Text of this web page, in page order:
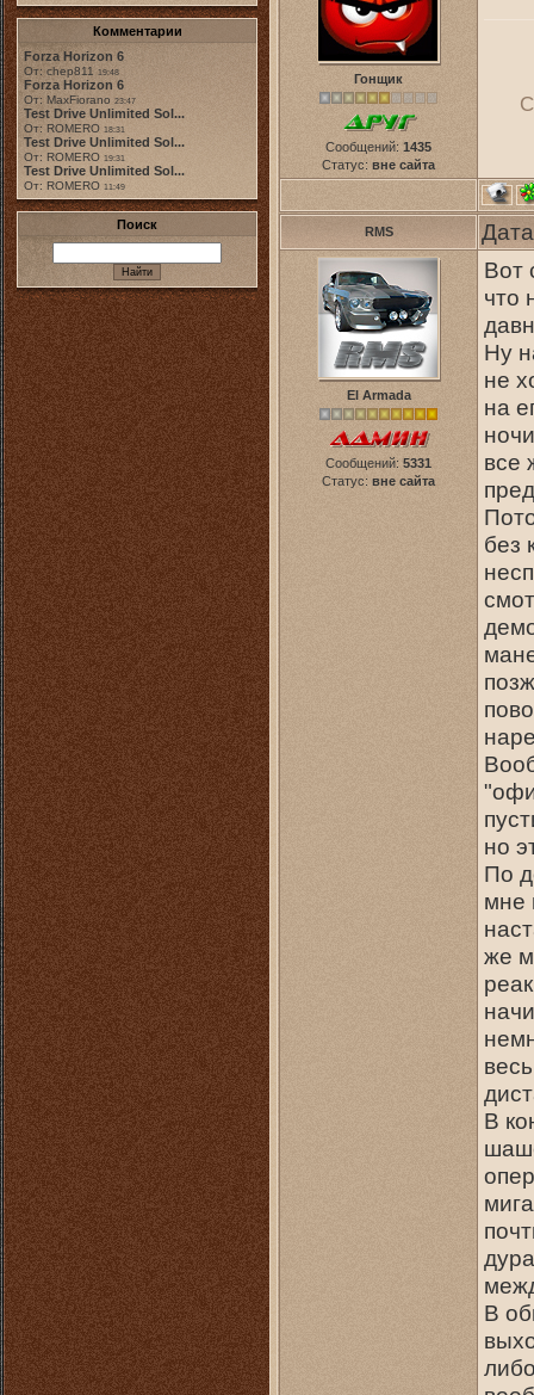
Комментарии
Forza Horizon 6
От: chep811 19:48
Forza Horizon 6
От: MaxFiorano 23:47
Test Drive Unlimited Sol...
От: ROMERO 18:31
Test Drive Unlimited Sol...
От: ROMERO 19:31
Test Drive Unlimited Sol...
От: ROMERO 11:49
Поиск
Гонщик
Сообщений: 1435
Статус: вне сайта
RMS
El Armada
Сообщений: 5331
Статус: вне сайта
Вот
что
Ну
не
на
все
без
но
По
мне
же
В
В